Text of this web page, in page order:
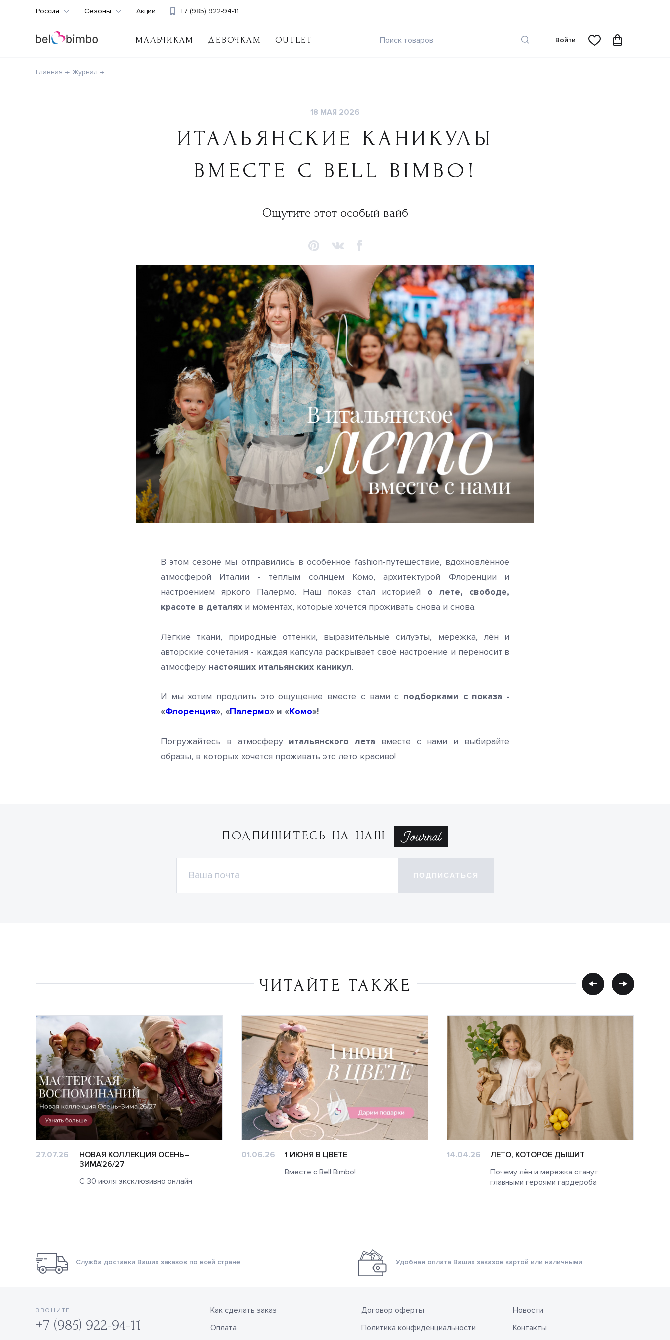
МАЛЬЧИКАМ ДЕВОЧКАМ OUTLET
+7 (985) 922-94-11
Россия Сезоны Акции
Войти
Главная Журнал
18 МАЯ 2026
ИТАЛЬЯНСКИЕ КАНИКУЛЫ
ВМЕСТЕ С BELL BIMBO!
Ощутите этот особый вайб
В этом сезоне мы отправились в особенное fashion-путешествие, вдохновлённое
атмосферой Италии - тёплым солнцем Комо, архитектурой Флоренции и
настроением яркого Палермо. Наш показ стал историей о лете, свободе,
красоте в деталях и моментах, которые хочется проживать снова и снова.
Лёгкие ткани, природные оттенки, выразительные силуэты, мережка, лён и
авторские сочетания - каждая капсула раскрывает своё настроение и переносит в
атмосферу настоящих итальянских каникул.
И мы хотим продлить это ощущение вместе с вами с подборками с показа -
«Флоренция», «Палермо» и «Комо»!
Погружайтесь в атмосферу итальянского лета вместе с нами и выбирайте
образы, в которых хочется проживать это лето красиво!
ПОДПИШИТЕСЬ НА НАШ
ПОДПИСАТЬСЯ
ЧИТАЙТЕ ТАКЖЕ
27.07.26
НОВАЯ КОЛЛЕКЦИЯ ОСЕНЬ–
ЗИМА’26/27
С 30 июля эксклюзивно онлайн
01.06.26
1 ИЮНЯ В ЦВЕТЕ
Вместе с Bell Bimbo!
14.04.26
ЛЕТО, КОТОРОЕ ДЫШИТ
Почему лён и мережка станут
главными героями гардероба
Служба доставки Ваших заказов по всей стране Удобная оплата Ваших заказов картой или наличными
ЗВОНИТЕ
+7 (985) 922-94-11
Как сделать заказ
Оплата
Договор оферты
Политика конфиденциальности
Новости
Контакты